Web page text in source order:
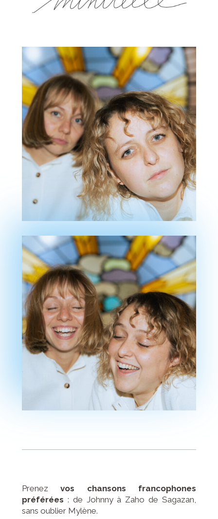
Prenezvos chansons francophones
préférées : de Johnny à Zaho de Sagazan,
sans oublier Mylène.